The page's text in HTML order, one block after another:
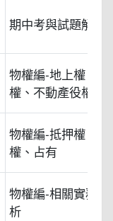
期中考與試題解析
物權編-地上權、農
權、不動產役權、
物權編-抵押權、留
權、占有
物權編-相關實務案
析